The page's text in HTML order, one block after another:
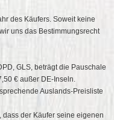
des Käufers. Soweit keine
uns das Bestimmungsrecht
GLS, beträgt die Pauschale
€ außer DE-Inseln.
Auslands-Preisliste
dass der Käufer seine eigenen